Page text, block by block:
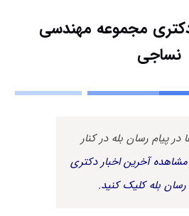
مجموعه مهندسی
نساجی
در پیام رسان بله در کنار
مشاهده آخرین اخبار دکتری
رسان بله کلیک کنید.